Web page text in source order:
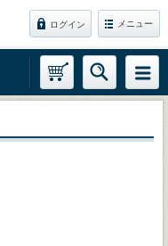
ログイン メニュー